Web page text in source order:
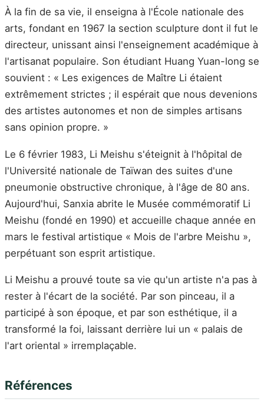
À la fin de sa vie, il enseigna à l'École nationale des
arts, fondant en 1967 la section sculpture dont il fut le
directeur, unissant ainsi l'enseignement académique à
l'artisanat populaire. Son étudiant Huang Yuan-long se
souvient : « Les exigences de Maître Li étaient
extrêmement strictes ; il espérait que nous devenions
des artistes autonomes et non de simples artisans
sans opinion propre. »
Le 6 février 1983, Li Meishu s'éteignit à l'hôpital de
l'Université nationale de Taïwan des suites d'une
pneumonie obstructive chronique, à l'âge de 80 ans.
Aujourd'hui, Sanxia abrite le Musée commémoratif Li
Meishu (fondé en 1990) et accueille chaque année en
mars le festival artistique « Mois de l'arbre Meishu »,
perpétuant son esprit artistique.
Li Meishu a prouvé toute sa vie qu'un artiste n'a pas à
rester à l'écart de la société. Par son pinceau, il a
participé à son époque, et par son esthétique, il a
transformé la foi, laissant derrière lui un « palais de
l'art oriental » irremplaçable.
Références